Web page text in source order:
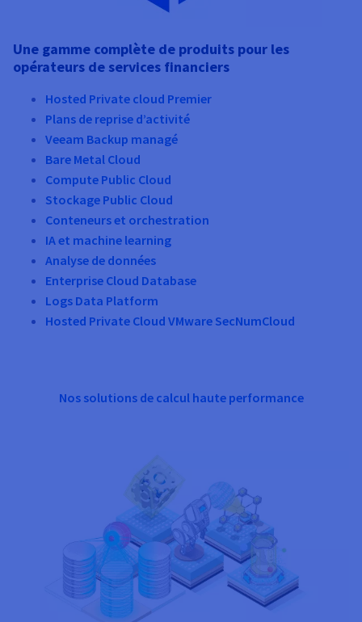
Une gamme complète de produits pour les
opérateurs de services financiers
Hosted Private cloud Premier
Plans de reprise d’activité
Veeam Backup managé
Bare Metal Cloud
Compute Public Cloud
Stockage Public Cloud
Conteneurs et orchestration
IA et machine learning
Analyse de données
Enterprise Cloud Database
Logs Data Platform
Hosted Private Cloud VMware SecNumCloud
Nos solutions de calcul haute performance